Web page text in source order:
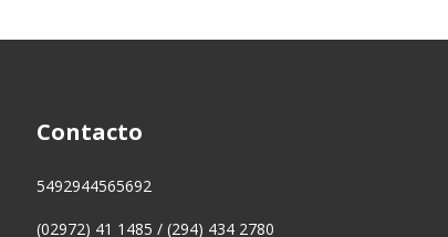
Contacto
5492944565692
(02972) 41 1485 / (294) 434 2780